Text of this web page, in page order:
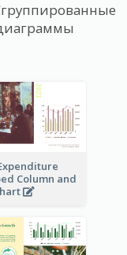
Column and